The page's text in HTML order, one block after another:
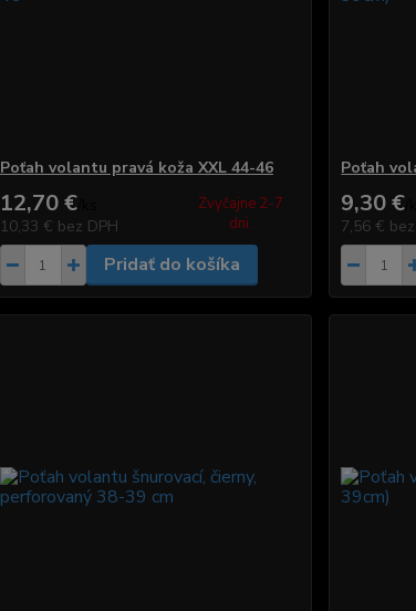
Poťah volantu pravá koža XXL 44-46
12,70 €/
10,33 € bez DPH
Zvyčajne 2-7
dni.
Pridať do košíka
Poťah
9,30 €
7,56 €